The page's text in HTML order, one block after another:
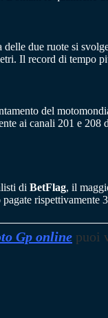
delle due ruote si
Il record di tempo
del
ai canali 201 e 208
di BetFlag, il
rispettivamente
Gp online puoi